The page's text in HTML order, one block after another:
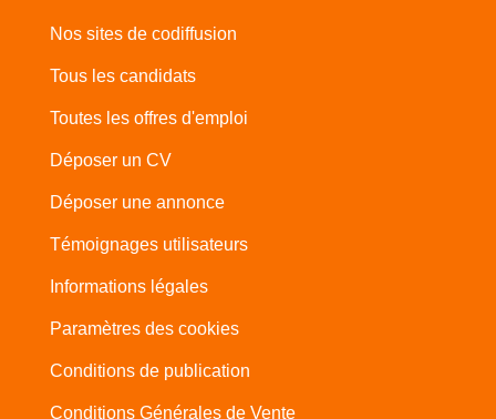
Nos sites de codiffusion
Tous les candidats
Toutes les offres d'emploi
Déposer un CV
Déposer une annonce
Témoignages utilisateurs
Informations légales
Paramètres des cookies
Conditions de publication
Conditions Générales de Vente